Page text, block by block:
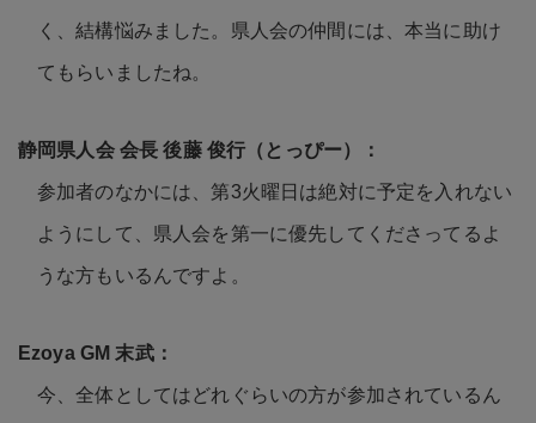
く、結構悩みました。県人会の仲間には、本当に助け
てもらいましたね。
参加者のなかには、第3火曜日は絶対に予定を入れない
ようにして、県人会を第一に優先してくださってるよ
うな方もいるんですよ。
今、全体としてはどれぐらいの方が参加されているん